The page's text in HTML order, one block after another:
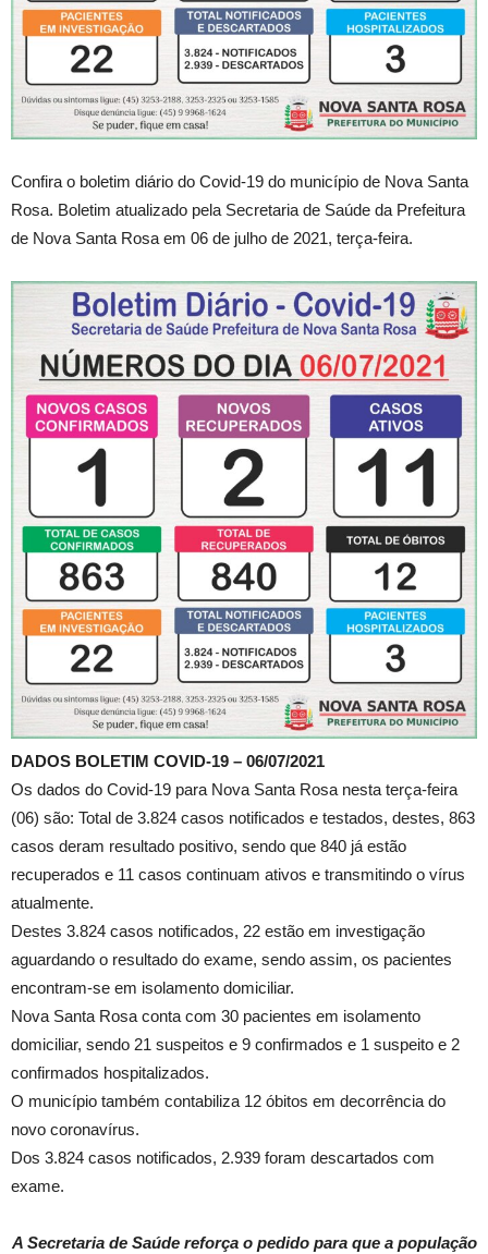
Confira o boletim diário do Covid-19 do município de Nova Santa
Rosa. Boletim atualizado pela Secretaria de Saúde da Prefeitura
de Nova Santa Rosa em 06 de julho de 2021, terça-feira.
DADOS BOLETIM COVID-19 – 06/07/2021
Os dados do Covid-19 para Nova Santa Rosa nesta terça-feira
(06) são: Total de 3.824 casos notificados e testados, destes, 863
casos deram resultado positivo, sendo que 840 já estão
recuperados e 11 casos continuam ativos e transmitindo o vírus
atualmente.
Destes 3.824 casos notificados, 22 estão em investigação
aguardando o resultado do exame, sendo assim, os pacientes
encontram-se em isolamento domiciliar.
Nova Santa Rosa conta com 30 pacientes em isolamento
domiciliar, sendo 21 suspeitos e 9 confirmados e 1 suspeito e 2
confirmados hospitalizados.
O município também contabiliza 12 óbitos em decorrência do
novo coronavírus.
Dos 3.824 casos notificados, 2.939 foram descartados com
exame.
A Secretaria de Saúde reforça o pedido para que a população